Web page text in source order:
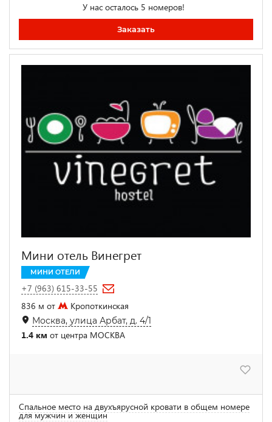
У нас осталось 5 номеров!
Заказать
Мини отель Винегрет
МИНИ ОТЕЛИ
+7 (963) 615-33-55
836 м от
Кропоткинская
Москва, улица Арбат, д. 4/1
1.4 км от центра МОСКВА
Спальное место на двухъярусной кровати в общем номере
для мужчин и женщин